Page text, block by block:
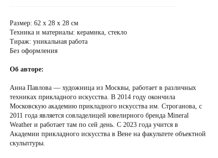
......................................................................................
Размер: 62 х 28 х 28 см
Техника и материалы: керамика, стекло
Тираж: уникальная работа
Без оформления
Об авторе:
Анна Павлова — художница из Москвы, работает в различных
техниках прикладного искусства. В 2014 году окончила
Московскую академию прикладного искусства им. Строганова, с
2011 года является совладелицей ювелирного бренда Mineral
Weather и работает там по сей день. С 2023 года учится в
Академии прикладного искусства в Вене на факультете объектной
скульптуры.